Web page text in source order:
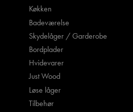
Køkken
Badeværelse
Skydelåger / Garderobe
Bordplader
Hvidevarer
Just Wood
Løse låger
Tilbehør